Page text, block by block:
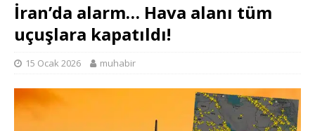
İran’da alarm… Hava alanı tüm
uçuşlara kapatıldı!
15 Ocak 2026 muhabir